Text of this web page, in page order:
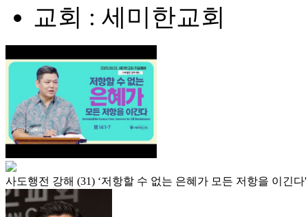
교회 : 세미한교회
사도행전 강해 (31) ‘저항할 수 없는 은혜가 모든 저항을 이긴다'